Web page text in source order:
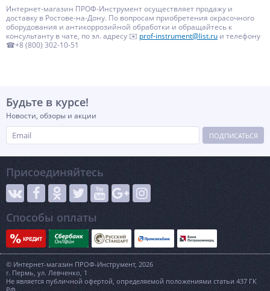
Интернет-магазин ПРОФ-Инструмент осуществляет продажу и
доставку в Ростове-на-Дону. По вопросам приобретения окрасочного
оборудования и антикоррозийной обработки и обращайтесь к
консультанту в чате, по эл. адресу ✉️ prof-instrument@list.ru и телефону
☎+8 (800) 302-10-51
Будьте в курсе!
Новости, обзоры и акции
ПОДПИСАТЬСЯ
Присоединяйтесь
Способы оплаты
© Интернет-магазин ПРОФ-Инструмент, 2026
г. Пермь, ул. Левченко, 1
Не является публичной офертой, определяемой положениями статьи 437 ГК